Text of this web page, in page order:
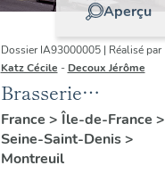
Aperçu
Dossier IA93000005 | Réalisé par
Katz Cécile - Decoux Jérôme
Brasserie
Bouchoule,
actuellement
logement
France > Île-de-France >
Seine-Saint-Denis>
Montreuil